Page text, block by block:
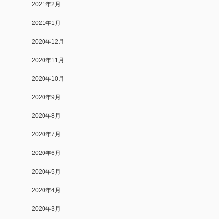
2021年2月
2021年1月
2020年12月
2020年11月
2020年10月
2020年9月
2020年8月
2020年7月
2020年6月
2020年5月
2020年4月
2020年3月